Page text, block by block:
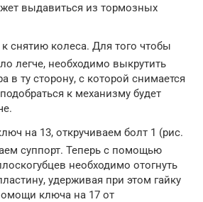
выдавиться из тормозных
снятию колеса. Для того чтобы
легче, необходимо выкрутить
в ту сторону, с которой снимается
к механизму будет
на 13, откручиваем болт 1 (рис.
суппорт. Теперь с помощью
необходимо отогнуть
удерживая при этом гайку
ключа на 17 от